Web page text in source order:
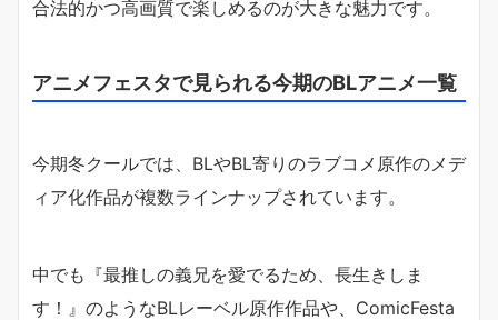
合法的かつ高画質で楽しめるのが大きな魅力です。
アニメフェスタで見られる今期のBLアニメ一覧
今期冬クールでは、BLやBL寄りのラブコメ原作のメデ
ィア化作品が複数ラインナップされています。
中でも『最推しの義兄を愛でるため、長生きしま
す！』のようなBLレーベル原作作品や、ComicFesta